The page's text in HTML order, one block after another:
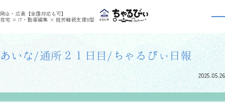
岡山・広島【全国対応も可】
在宅 × IT・動画編集 × 就労継続支援B型
利用者さんの日報 >
利用者さんの日報
あいな/通所２１日目/ちゃるびぃ日報
2025.05.26